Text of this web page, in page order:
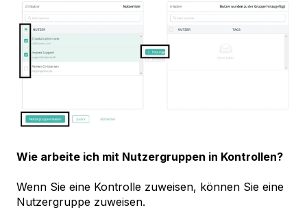
Wie arbeite ich mit Nutzergruppen in Kontrollen?
Wenn Sie eine Kontrolle zuweisen, können Sie eine
Nutzergruppe zuweisen.